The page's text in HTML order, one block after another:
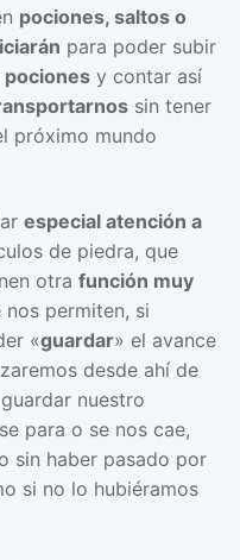
pociones, saltos o
para poder subir
pociones y contar así
sin tener
próximo mundo
especial atención a
de piedra, que
otra función muy
permiten, si
«guardar» el avance
desde ahí de
nuestro
para o se nos cae,
sin haber pasado por
si no lo hubiéramos